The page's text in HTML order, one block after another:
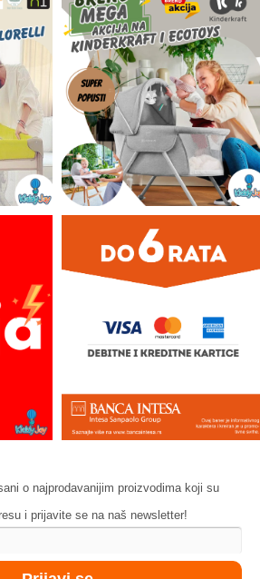
o najprodavanijim proizvodima koji su
i prijavite se na naš newsletter!